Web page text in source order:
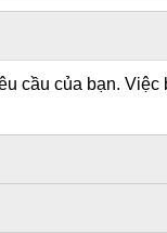
cầu của bạn.